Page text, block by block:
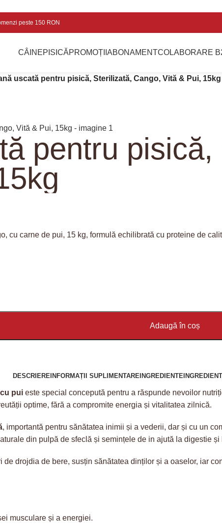
peste 150 RON
CÂINEPISICĂPROMOȚII ABONAMENTCOLABORARE
uscată pentru pisică, Sterilizată, Cango, Vită & Pui, 15kg
pentru
cu carne de pui, 15 kg, formulă echilibrată cu proteine de
Adaugă în coș
DESCRIEREINFORMAȚII SUPLIMENTAREINGREDIENTE
pui este special concepută pentru a răspunde nevoilor
optime, fără a compromite energia și vitalitatea zilnică.
, importantă pentru sănătatea inimii și a vederii, dar și cu un
din pulpă de sfeclă și semințele de in ajută la digestie
de drojdia de bere, susțin sănătatea dinților și a oaselor, iar
musculare și a energiei.